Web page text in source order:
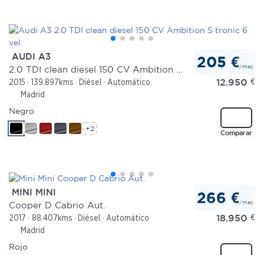
AUDI A3
2015 139.897kms Diésel
Automático
Madrid
205 €/mes
12.950 €
Comparar
Negro
+2
MINI MINI
Cooper D Cabrio Aut.
2017 88.407kms Diésel
Automático
Madrid
266 €/mes
18.950 €
Rojo